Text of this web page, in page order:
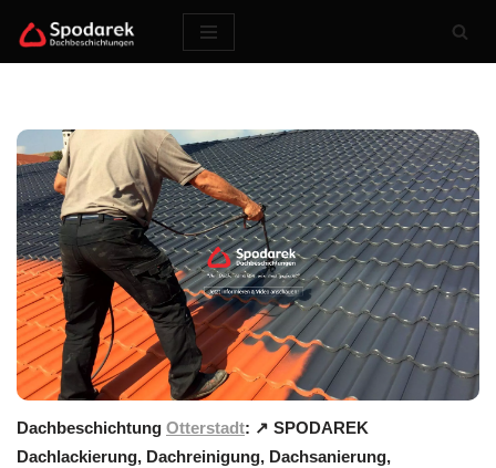
Zum
Dachbeschichtung Otterstadt: ↗️ SPODAREK
Dachlackierung, Dachreinigung, Dachsanierung,